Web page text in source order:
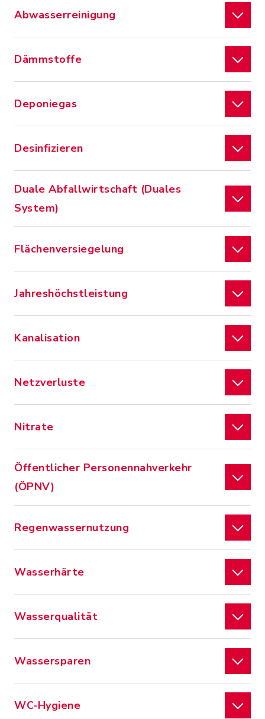
Abwasserreinigung
Dämmstoffe
Deponiegas
Desinfizieren
Duale Abfallwirtschaft (Duales
System)
Flächenversiegelung
Jahreshöchstleistung
Kanalisation
Netzverluste
Nitrate
Öffentlicher Personennahverkehr
(ÖPNV)
Regenwassernutzung
Wasserhärte
Wasserqualität
Wassersparen
WC-Hygiene